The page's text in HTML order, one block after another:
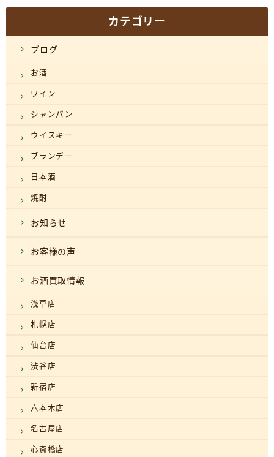
カテゴリー
ブログ
お酒
ワイン
シャンパン
ウイスキー
ブランデー
日本酒
焼酎
お知らせ
お客様の声
お酒買取情報
浅草店
札幌店
仙台店
渋谷店
新宿店
六本木店
名古屋店
心斎橋店